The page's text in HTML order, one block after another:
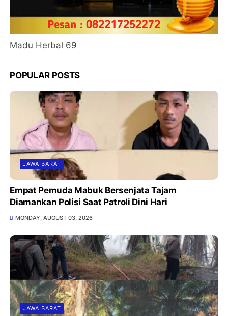
Madu Herbal 69
POPULAR POSTS
JAWA BARAT
Empat Pemuda Mabuk Bersenjata Tajam
Diamankan Polisi Saat Patroli Dini Hari
MONDAY, AUGUST 03, 2026
JAWA BARAT